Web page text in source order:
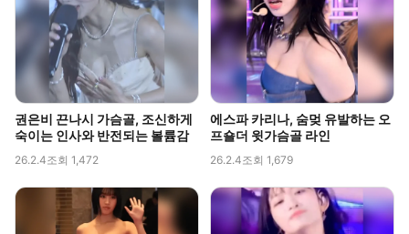
권은비 끈나시 가슴골, 조신하게
숙이는 인사와 반전되는 볼륨감
26.2.4조회 1,472
에스파 카리나, 숨멎 유발하는 오
프숄더 윗가슴골 라인
26.2.4조회 1,679